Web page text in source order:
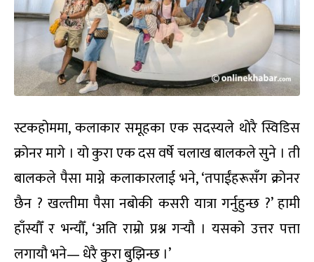
स्टकहोममा, कलाकार समूहका एक सदस्यले थोरै स्विडिस
क्रोनर मागे । यो कुरा एक दस वर्षे चलाख बालकले सुने । ती
बालकले पैसा माग्ने कलाकारलाई भने, ‘तपाईंहरूसँग क्रोनर
छैन ? खल्तीमा पैसा नबोकी कसरी यात्रा गर्नुहुन्छ ?’ हामी
हाँस्यौँ र भन्यौँ, ‘अति राम्रो प्रश्न गर्‍यौ । यसको उत्तर पत्ता
लगायौ भने— धेरै कुरा बुझिन्छ ।’